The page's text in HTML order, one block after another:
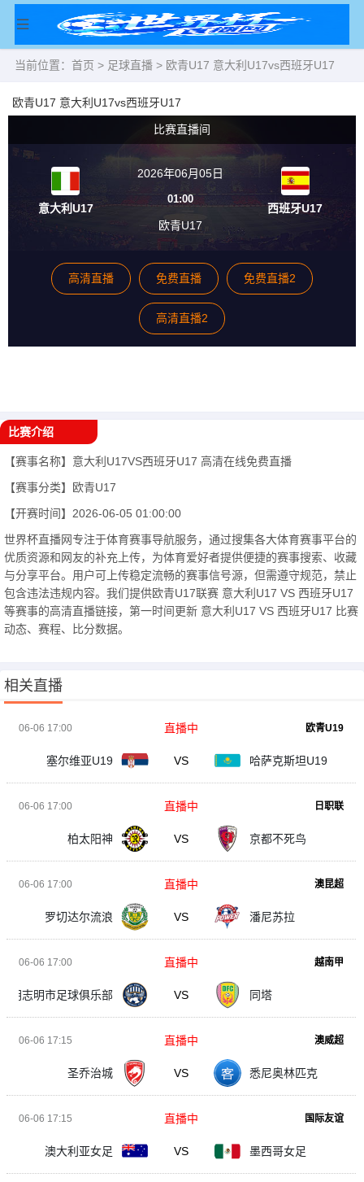
当前位置： 首页 > 足球直播 > 欧青U17 意大利U17vs西班牙U17
欧青U17 意大利U17vs西班牙U17
比赛直播间
意大利U17
2026年06月05日
01:00
欧青U17
西班牙U17
高清直播 免费直播 免费直播2
高清直播2
比赛介绍
【赛事名称】 意大利U17VS西班牙U17 高清在线免费直播
【赛事分类】
欧青U17
【开赛时间】 2026-06-05 01:00:00
世界杯直播网专注于体育赛事导航服务，通过搜集各大体育赛事平台的
优质资源和网友的补充上传，为体育爱好者提供便捷的赛事搜索、收藏
与分享平台。用户可上传稳定流畅的赛事信号源，但需遵守规范，禁止
包含违法违规内容。我们提供欧青U17联赛 意大利U17 VS 西班牙U17
等赛事的高清直播链接，第一时间更新 意大利U17 VS 西班牙U17 比赛
动态、赛程、比分数据。
相关直播
06-06 17:00 欧青U19
塞尔维亚U19 VS 哈萨克斯坦U19
直播中
06-06 17:00 日职联
柏太阳神 VS 京都不死鸟
直播中
06-06 17:00 澳昆超
罗切达尔流浪 VS 潘尼苏拉
直播中
06-06 17:00 越南甲
胡志明市足球俱乐部 VS 同塔
直播中
06-06 17:15 澳威超
圣乔治城 VS 悉尼奥林匹克
直播中
06-06 17:15 国际友谊
澳大利亚女足 VS 墨西哥女足
直播中